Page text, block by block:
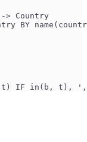
-> Country
BY
t) IF in(b, t),